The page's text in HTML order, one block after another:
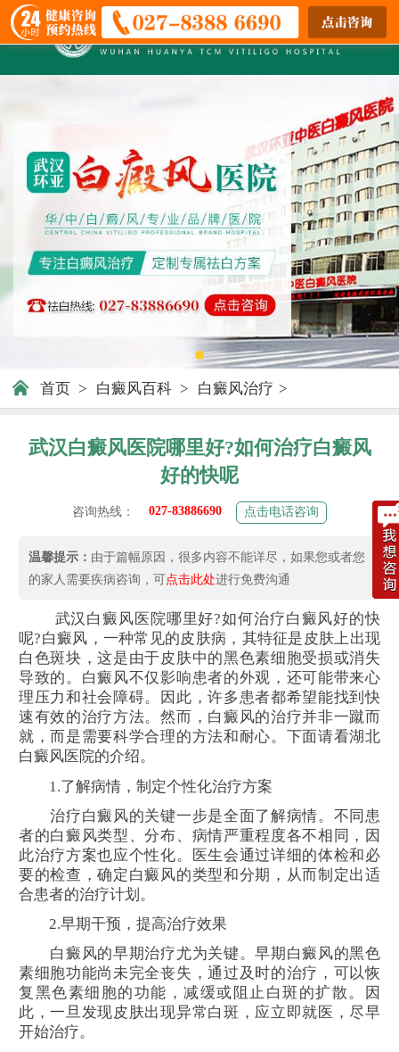
首页 > 白癜风百科 > 白癜风治疗 >
武汉白癜风医院哪里好?如何治疗白癜风
好的快呢
咨询热线： 027-83886690 点击电话咨询
温馨提示： 由于篇幅原因，很多内容不能详尽，如果您或者您
的家人需要疾病咨询，可点击此处进行免费沟通
武汉白癜风医院哪里好?如何治疗白癜风好的快
呢?白癜风，一种常见的皮肤病，其特征是皮肤上出现
白色斑块，这是由于皮肤中的黑色素细胞受损或消失
导致的。白癜风不仅影响患者的外观，还可能带来心
理压力和社会障碍。因此，许多患者都希望能找到快
速有效的治疗方法。然而，白癜风的治疗并非一蹴而
就，而是需要科学合理的方法和耐心。下面请看湖北
白癜风医院的介绍。
1.了解病情，制定个性化治疗方案
治疗白癜风的关键一步是全面了解病情。不同患
者的白癜风类型、分布、病情严重程度各不相同，因
此治疗方案也应个性化。医生会通过详细的体检和必
要的检查，确定白癜风的类型和分期，从而制定出适
合患者的治疗计划。
2.早期干预，提高治疗效果
白癜风的早期治疗尤为关键。早期白癜风的黑色
素细胞功能尚未完全丧失，通过及时的治疗，可以恢
复黑色素细胞的功能，减缓或阻止白斑的扩散。因
此，一旦发现皮肤出现异常白斑，应立即就医，尽早
开始治疗。